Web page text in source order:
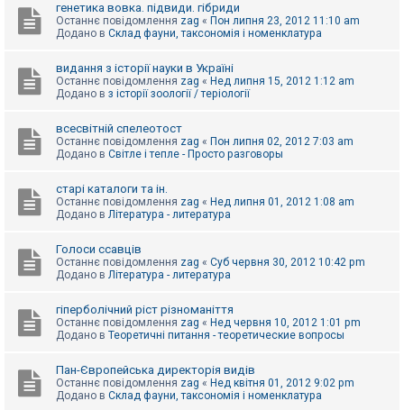
генетика вовка. підвиди. гібриди
Останнє повідомлення zag « Пон липня 23, 2012 11:10 am
Додано в Склад фауни, таксономія і номенклатура
видання з історії науки в Україні
Останнє повідомлення zag « Нед липня 15, 2012 1:12 am
Додано в з історії зоології / теріології
всесвітній спелеотост
Останнє повідомлення zag « Пон липня 02, 2012 7:03 am
Додано в Світле і тепле - Просто разговоры
старі каталоги та ін.
Останнє повідомлення zag « Нед липня 01, 2012 1:08 am
Додано в Література - литература
Голоси ссавців
Останнє повідомлення zag « Суб червня 30, 2012 10:42 pm
Додано в Література - литература
гіперболічний ріст різноманіття
Останнє повідомлення zag « Нед червня 10, 2012 1:01 pm
Додано в Теоретичні питання - теоретические вопросы
Пан-Європейська директорія видів
Останнє повідомлення zag « Нед квітня 01, 2012 9:02 pm
Додано в Склад фауни, таксономія і номенклатура